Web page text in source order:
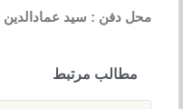
محل دفن : سید عمادالدین
مطالب مرتبط